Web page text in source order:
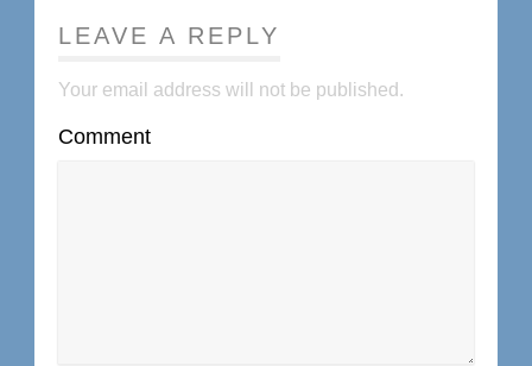
LEAVE A REPLY
Your email address will not be published.
Comment